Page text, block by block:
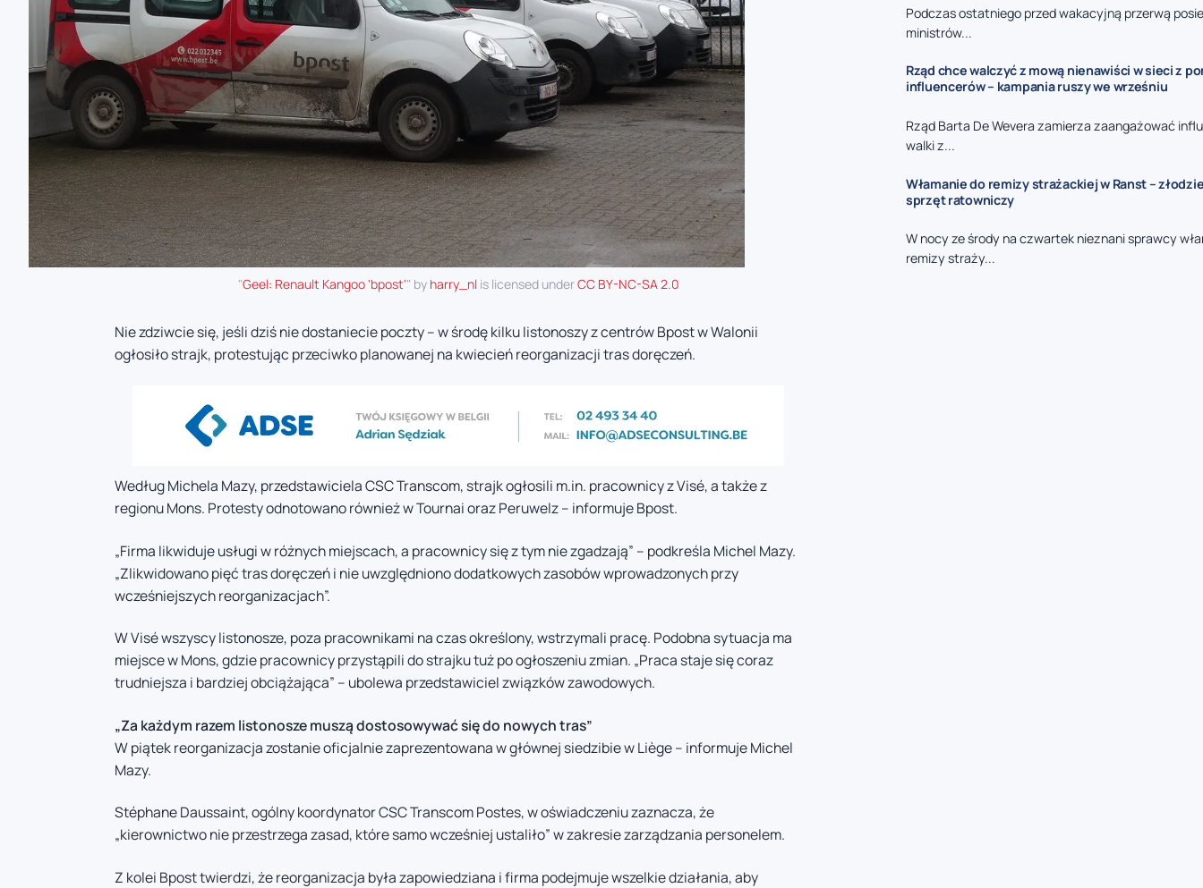
"Geel: Renault Kangoo 'bpost'" by harry_nlis licensed underCC BY-NC-SA 2.0
Nie zdziwcie się, jeśli dziś nie dostaniecie poczty – w środę kilku listonoszy z centrów Bpost w Walonii
ogłosiło strajk, protestując przeciwko planowanej na kwiecień reorganizacji tras doręczeń.
Według Michela Mazy, przedstawiciela CSC Transcom, strajk ogłosili m.in. pracownicy z Visé, a także z
regionu Mons. Protesty odnotowano również w Tournai oraz Peruwelz – informuje Bpost.
„Firma likwiduje usługi w różnych miejscach, a pracownicy się z tym nie zgadzają” – podkreśla Michel Mazy.
„Zlikwidowano pięć tras doręczeń i nie uwzględniono dodatkowych zasobów wprowadzonych przy
wcześniejszych reorganizacjach”.
W Visé wszyscy listonosze, poza pracownikami na czas określony, wstrzymali pracę. Podobna sytuacja ma
miejsce w Mons, gdzie pracownicy przystąpili do strajku tuż po ogłoszeniu zmian. „Praca staje się coraz
trudniejsza i bardziej obciążająca” – ubolewa przedstawiciel związków zawodowych.
„Za każdym razem listonosze muszą dostosowywać się do nowych tras”
W piątek reorganizacja zostanie oficjalnie zaprezentowana w głównej siedzibie w Liège – informuje Michel
Mazy.
Stéphane Daussaint, ogólny koordynator CSC Transcom Postes, w oświadczeniu zaznacza, że
„kierownictwo nie przestrzega zasad, które samo wcześniej ustaliło” w zakresie zarządzania personelem.
Z kolei Bpost twierdzi, że reorganizacja była zapowiedziana i firma podejmuje wszelkie działania, aby
Podczas ostatniego przed wakacyjną przerwą
ministrów...
Rząd chce walczyć z mową nienawiści w sieci z
influencerów – kampania ruszy we wrześniu
Rząd Barta De Wevera zamierza zaangażować
walki z...
Włamanie do remizy strażackiej w Ranst –
sprzęt ratowniczy
W nocy ze środy na czwartek nieznani sprawcy
remizy straży...